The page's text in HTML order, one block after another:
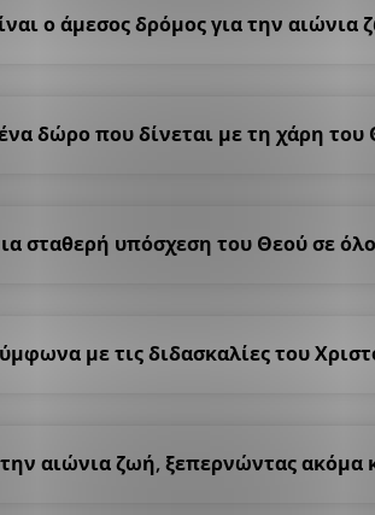
ο άμεσος δρόμος για την
δώρο που δίνεται με τη χάρη
σταθερή υπόσχεση του Θεού σε
με τις διδασκαλίες του
αιώνια ζωή, ξεπερνώντας ακόμα